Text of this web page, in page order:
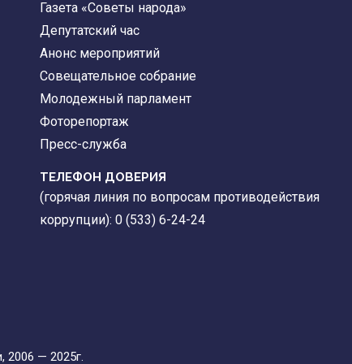
Газета «Советы народа»
Депутатский час
Анонс мероприятий
Совещательное собрание
Молодежный парламент
Фоторепортаж
Пресс-служба
ТЕЛЕФОН ДОВЕРИЯ
(горячая линия по вопросам противодействия
коррупции): 0 (533) 6-24-24
2006 — 2025г.